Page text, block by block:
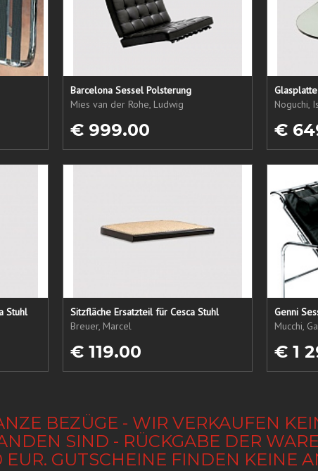
Barcelona Sessel Polsterung
Mies van der Rohe, Ludwig
€ 999.00
Noguchi,
€
Stuhl
Sitzfläche Ersatzteil für Cesca Stuhl
Breuer, Marcel
€ 119.00
Genni
Mucchi,
€ 1
BEZÜGE - WIR VERKAUFEN
SIND - RÜCKGABE DER
GUTSCHEINE FINDEN KEINE